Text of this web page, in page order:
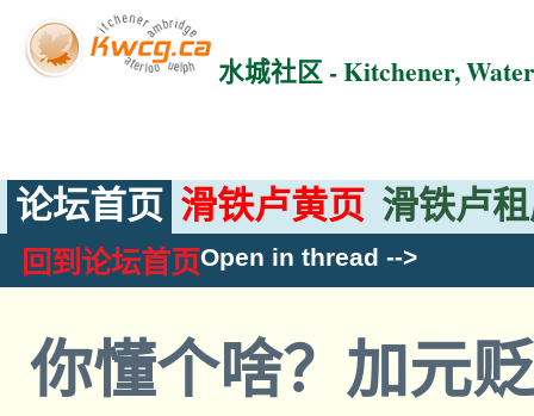
水城社区 - Kitchener,
论坛首页 滑铁卢黄页 滑铁卢
回到论坛首页Open in thread -->
你懂个啥？加元